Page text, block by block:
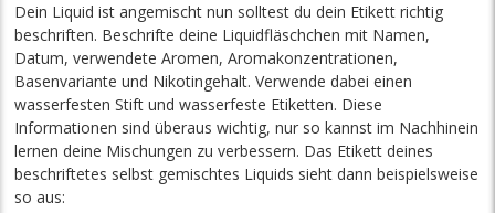
Dein Liquid ist angemischt nun solltest du dein Etikett richtig
beschriften. Beschrifte deine Liquidfläschchen mit Namen,
Datum, verwendete Aromen, Aromakonzentrationen,
Basenvariante und Nikotingehalt. Verwende dabei einen
wasserfesten Stift und wasserfeste Etiketten. Diese
Informationen sind überaus wichtig, nur so kannst im Nachhinein
lernen deine Mischungen zu verbessern. Das Etikett deines
beschriftetes selbst gemischtes Liquids sieht dann beispielsweise
so aus: